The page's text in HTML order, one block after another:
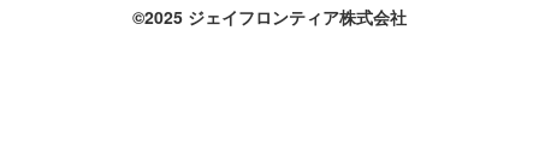
©2025 ジェイフロンティア株式会社